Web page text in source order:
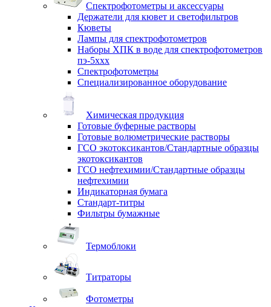
Спектрофотометры и аксессуары
Держатели для кювет и светофильтров
Кюветы
Лампы для спектрофотометров
Наборы ХПК в воде для спектрофотометров
пэ-5ххх
Спектрофотометры
Специализированное оборудование
Химическая продукция
Готовые буферные растворы
Готовые волюметрические растворы
ГСО экотоксикантов/Стандартные образцы
экотоксикантов
ГСО нефтехимии/Стандартные образцы
нефтехимии
Индикаторная бумага
Стандарт-титры
Фильтры бумажные
Термоблоки
Титраторы
Фотометры